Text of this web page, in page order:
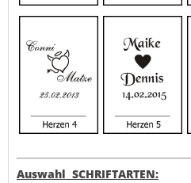
Auswahl SCHRIFTARTEN: